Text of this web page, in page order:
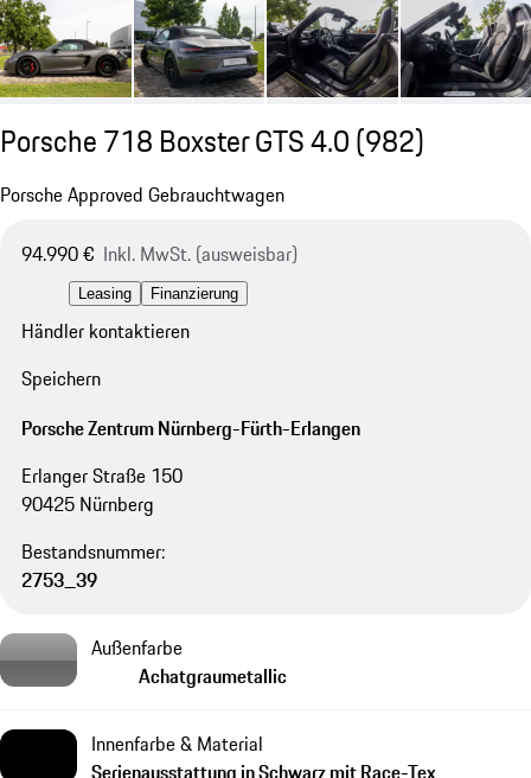
Porsche 718 Boxster GTS 4.0(982)
Porsche Approved Gebrauchtwagen
94.990 € Inkl. MwSt. (ausweisbar)
Leasing Finanzierung
Händler kontaktieren
Speichern
Porsche Zentrum Nürnberg-Fürth-Erlangen
Erlanger Straße 150
90425 Nürnberg
Bestandsnummer:
2753_39
Außenfarbe
Achatgraumetallic
Innenfarbe & Material